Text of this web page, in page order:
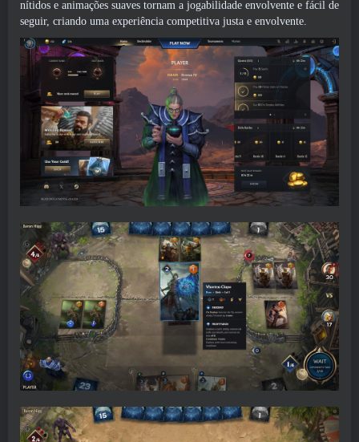
nítidos e animações suaves tornam a jogabilidade envolvente e fácil de
seguir, criando uma experiência competitiva justa e envolvente.